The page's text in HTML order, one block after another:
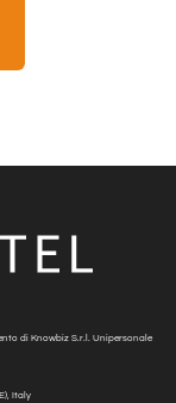
di Knowbiz S.r.l. Unipersonale
Italy